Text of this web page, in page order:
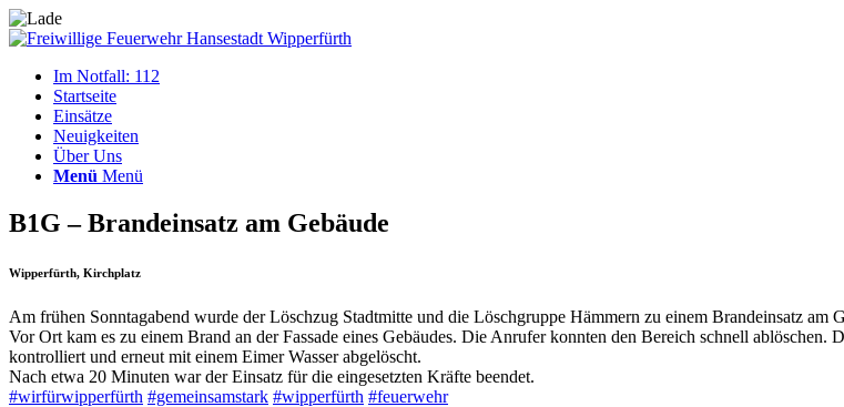
Im Notfall: 112
Startseite
Einsätze
Neuigkeiten
Über Uns
Menü Menü
B1G – Brandeinsatz am Gebäude
Wipperfürth, Kirchplatz
Am frühen Sonntagabend wurde der Löschzug Stadtmitte und die Löschgruppe Hämmern zu einem Brandeinsatz am
Vor Ort kam es zu einem Brand an der Fassade eines Gebäudes. Die Anrufer konnten den Bereich schnell
kontrolliert und erneut mit einem Eimer Wasser abgelöscht.
Nach etwa 20 Minuten war der Einsatz für die eingesetzten Kräfte beendet.
#wirfürwipperfürth #gemeinsamstark #wipperfürth #feuerwehr